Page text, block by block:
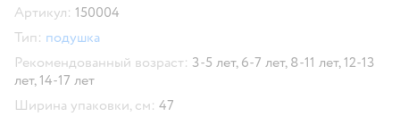
Артикул: 150004
Тип: подушка
Рекомендованный возраст: 3-5 лет, 6-7 лет, 8-11 лет,12-13
лет,14-17 лет
Ширина упаковки, см: 47